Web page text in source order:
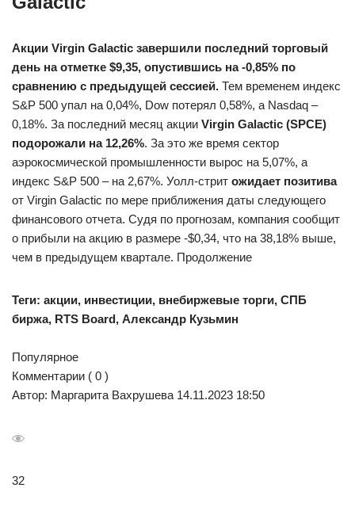
Акции Virgin Galactic завершили последний торговый
день на отметке $9,35, опустившись на -0,85% по
сравнению с предыдущей сессией. Тем временем индекс
S&P 500 упал на 0,04%, Dow потерял 0,58%, а Nasdaq –
0,18%. За последний месяц акции Virgin Galactic (SPCE)
подорожали на 12,26%. За это же время сектор
аэрокосмической промышленности вырос на 5,07%, а
индекс S&P 500 – на 2,67%. Уолл-стрит ожидает позитива
от Virgin Galactic по мере приближения даты следующего
финансового отчета. Судя по прогнозам, компания сообщит
о прибыли на акцию в размере -$0,34, что на 38,18% выше,
чем в предыдущем квартале. Продолжение
Теги: акции, инвестиции, внебиржевые торги, СПБ
биржа, RTS Board, Александр Кузьмин
Популярное
Комментарии ( 0 )
Автор: Маргарита Вахрушева 14.11.2023 18:50
32